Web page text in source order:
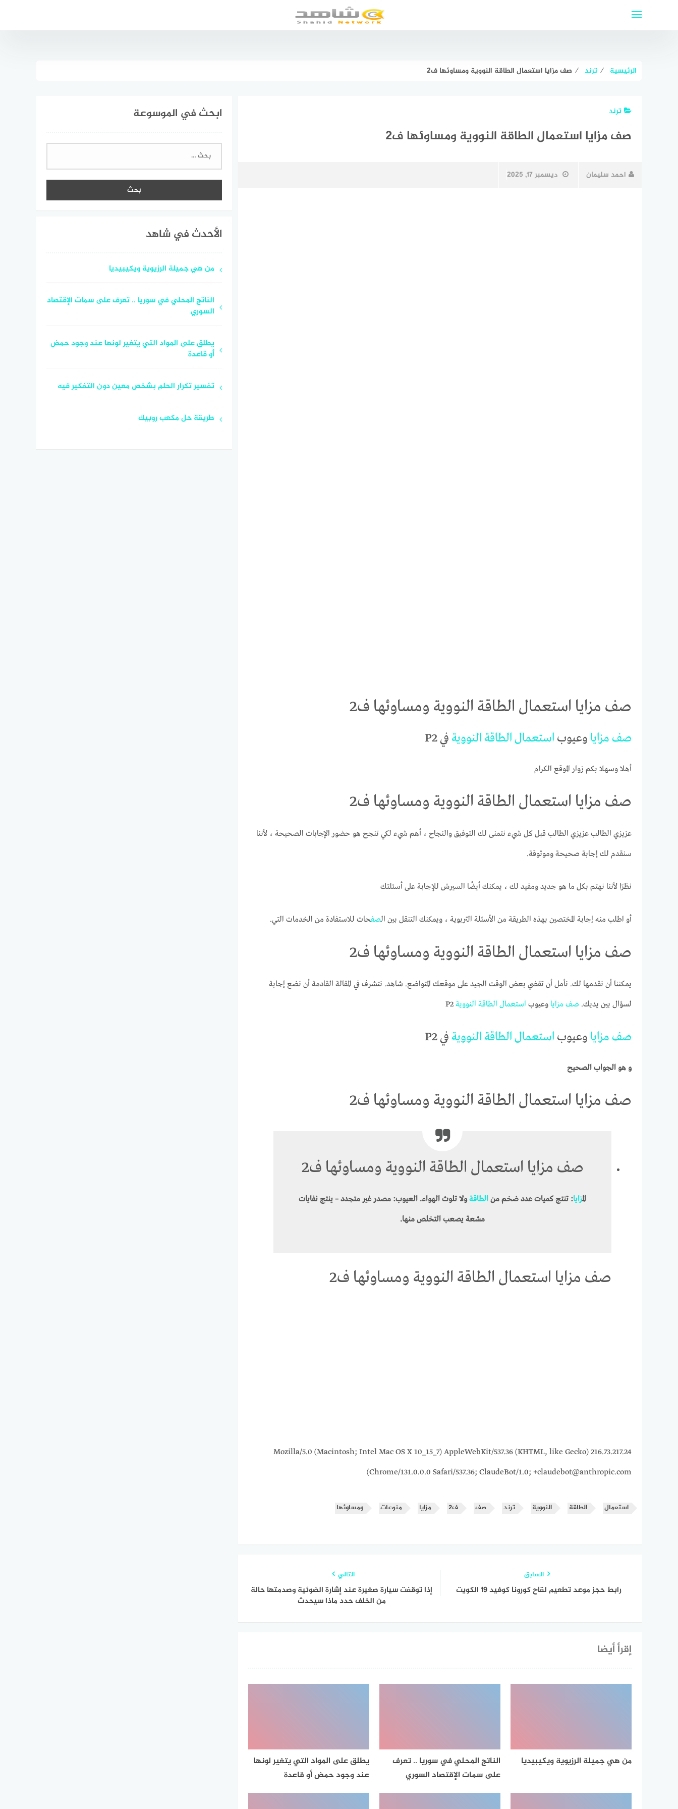
الرئيسية ⁄ ترند ⁄ صف مزايا استعمال الطاقة النووية ومساوئها ف2
ترند
صف مزايا استعمال الطاقة النووية ومساوئها ف2
احمد سليمان ديسمبر 17, 2025
صف مزايا استعمال الطاقة النووية ومساوئها ف2
صف مزايا وعيوب استعمال الطاقة النووية في P2
أهلا وسهلا بكم زوار الموقع الكرام
صف مزايا استعمال الطاقة النووية ومساوئها ف2
عزيزي الطالب عزيزي الطالب قبل كل شيء نتمنى لك التوفيق والنجاح ، أهم شيء لكي تنجح هو حضور الإجابات الصحيحة ، لأننا
سنقدم لك إجابة صحيحة وموثوقة.
نظرًا لأننا نهتم بكل ما هو جديد ومفيد لك ، يمكنك أيضًا السيرش للإجابة على أسئلتك
أو اطلب منه إجابة المختصين بهذه الطريقة من الأسئلة التربوية ، ويمكنك التنقل بين الصفحات للاستفادة من الخدمات التي.
صف مزايا استعمال الطاقة النووية ومساوئها ف2
يمكننا أن نقدمها لك. نأمل أن تقضي بعض الوقت الجيد على موقعك المتواضع. شاهد. نتشرف في المقالة القادمة أن نضع إجابة
لسؤال بين يديك. صف مزايا وعيوب استعمال الطاقة النووية
صف مزايا وعيوب استعمال الطاقة النووية في P2
و هو الجواب الصحيح
صف مزايا استعمال الطاقة النووية ومساوئها ف2
صف مزايا استعمال الطاقة النووية ومساوئها ف2
المزايا: تنتج كميات عدد ضخم من الطاقةولا تلوث الهواء. العيوب: مصدر غير متجدد – ينتج نفايات
مشعة يصعب التخلص منها.
صف مزايا استعمال الطاقة النووية ومساوئها ف2
216.73.217.24 Mozilla/5.0 (Macintosh; Intel Mac OS X 10_15_7) AppleWebKit/537.36 (KHTML, like Gecko)
Chrome/131.0.0.0 Safari/537.36; ClaudeBot/1.0; +claudebot@anthropic.com)
استعمال الطاقة النووية ترند صف ف2 مزايا منوعات ومساوئها
السابق
رابط حجز موعد تطعيم لقاح كورونا كوفيد ١٩ الكويت
التالي
إذا توقفت سيارة صغيرة عند إشارة الضوئية وصدمتها حالة
من الخلف حدد ماذا سيحدث
إقرأ أيضا
من هي جميلة الرزيوية ويكيبيديا
الناتج المحلي في سوريا .. تعرف
على سمات الإقتصاد السوري
يطلق على المواد التي يتغير لونها
عند وجود حمض أو قاعدة
ابحث في الموسوعة
البحث
الأحدث في شاهد
من هي جميلة الرزيوية ويكيبيديا
الناتج المحلي في سوريا .. تعرف على سمات الإقتصاد
السوري
يطلق على المواد التي يتغير لونها عند وجود حمض
أو قاعدة
تفسير تكرار الحلم بشخص معين دون التفكير فيه
طريقة حل مكعب روبيك